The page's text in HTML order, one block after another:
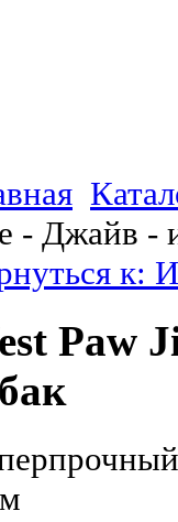
- Джайв -
к:
Paw